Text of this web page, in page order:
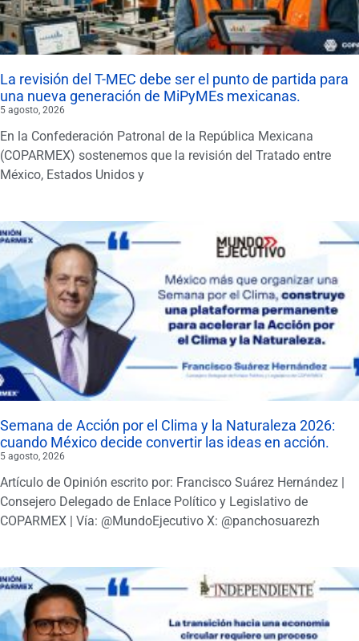
La revisión del T-MEC debe ser el punto de partida para
una nueva generación de MiPyMEs mexicanas.
5 agosto, 2026
En la Confederación Patronal de la República Mexicana
(COPARMEX) sostenemos que la revisión del Tratado entre
México, Estados Unidos y
Semana de Acción por el Clima y la Naturaleza 2026:
cuando México decide convertir las ideas en acción.
5 agosto, 2026
Artículo de Opinión escrito por: Francisco Suárez Hernández |
Consejero Delegado de Enlace Político y Legislativo de
COPARMEX | Vía: @MundoEjecutivo X: @panchosuarezh